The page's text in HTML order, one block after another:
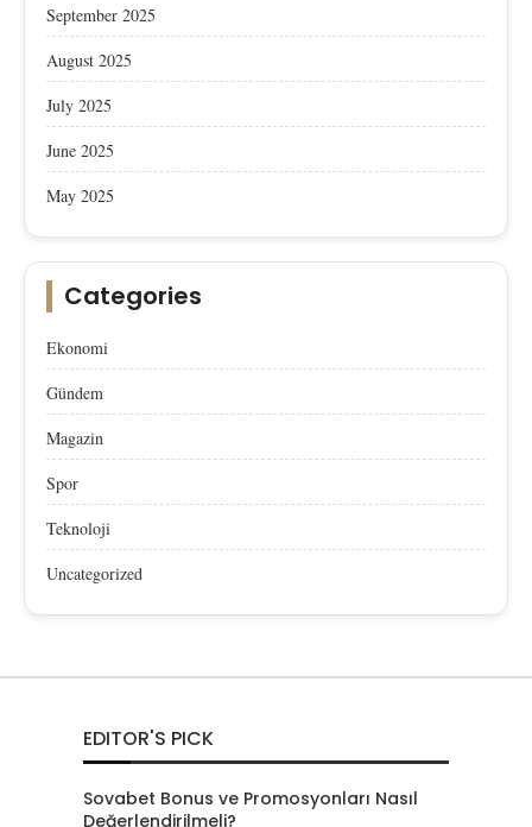
September 2025
August 2025
July 2025
June 2025
May 2025
Categories
Ekonomi
Gündem
Magazin
Spor
Teknoloji
Uncategorized
EDITOR'S PICK
Sovabet Bonus ve Promosyonları Nasıl
Değerlendirilmeli?